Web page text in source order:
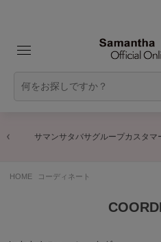
サマンサタバサグループカスタ
HOME コーディネート